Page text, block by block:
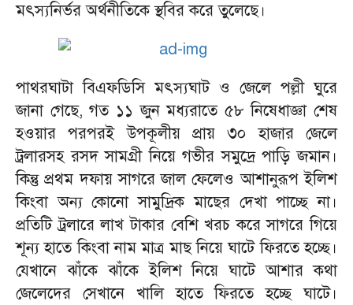
মৎস্যনির্ভর অর্থনীতিকে স্থবির করে তুলেছে।
পাথরঘাটা বিএফডিসি মৎস্যঘাট ও জেলে পল্লী ঘুরে
জানা গেছে, গত ১১ জুন মধ্যরাতে ৫৮ নিষেধাজ্ঞা শেষ
হওয়ার পরপরই উপকূলীয় প্রায় ৩০ হাজার জেলে
ট্রলারসহ রসদ সামগ্রী নিয়ে গভীর সমুদ্রে পাড়ি জমান।
কিন্তু প্রথম দফায় সাগরে জাল ফেলেও আশানুরূপ ইলিশ
কিংবা অন্য কোনো সামুদ্রিক মাছের দেখা পাচ্ছে না।
প্রতিটি ট্রলারে লাখ টাকার বেশি খরচ করে সাগরে গিয়ে
শূন্য হাতে কিংবা নাম মাত্র মাছ নিয়ে ঘাটে ফিরতে হচ্ছে।
যেখানে ঝাঁকে ঝাঁকে ইলিশ নিয়ে ঘাটে আশার কথা
জেলেদের সেখানে খালি হাতে ফিরতে হচ্ছে ঘাটে।